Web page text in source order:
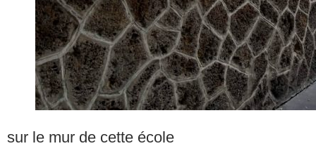
sur le mur de cette école